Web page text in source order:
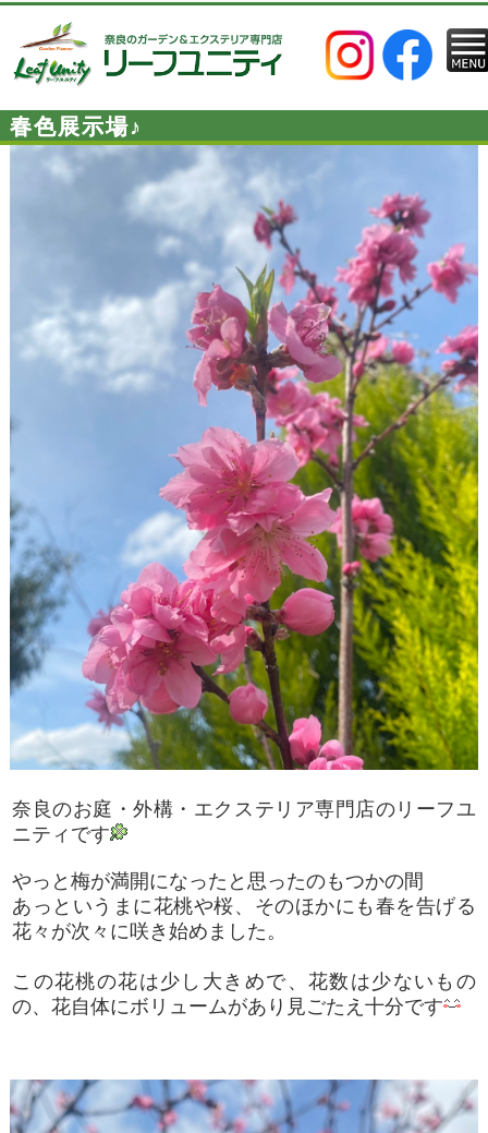
春色展示場♪
奈良のお庭・外構・エクステリア専門店のリーフユ
ニティです
やっと梅が満開になったと思ったのもつかの間
あっというまに花桃や桜、そのほかにも春を告げる
花々が次々に咲き始めました。
この花桃の花は少し大きめで、花数は少ないもの
の、花自体にボリュームがあり見ごたえ十分です